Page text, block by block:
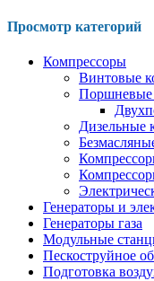
Просмотр категорий
Компрессоры
Винтовые
Поршневые
Дизельные
Генераторы и
Генераторы газа
Модульные
Пескоструйное
Подготовка